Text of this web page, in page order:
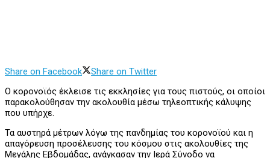
Share on Facebook
Share on Twitter
Ο κορονοϊός έκλεισε τις εκκλησίες για τους πιστούς, οι οποίοι
παρακολούθησαν την ακολουθία μέσω τηλεοπτικής κάλυψης
που υπήρχε.
Τα αυστηρά μέτρων λόγω της πανδημίας του κορονοϊού και η
απαγόρευση προσέλευσης του κόσμου στις ακολουθίες της
Μεγάλης Εβδομάδας, ανάγκασαν την Ιερά Σύνοδο να